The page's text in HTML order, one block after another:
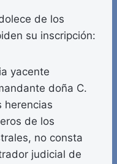
de los
su inscripción:
yacente
doña C.
herencias
de los
no consta
judicial de